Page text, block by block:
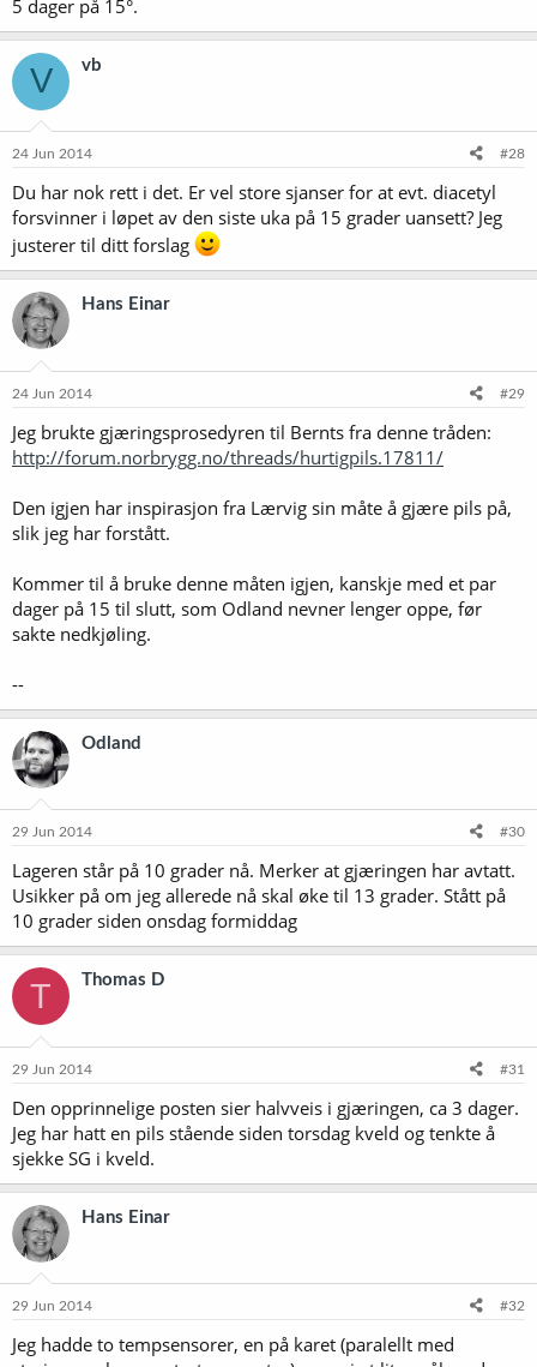
5 dager på 15°.
V vb
24 Jun 2014 #28
Du har nok rett i det. Er vel store sjanser for at evt. diacetyl
forsvinner i løpet av den siste uka på 15 grader uansett? Jeg
justerer til ditt forslag
Hans Einar
24 Jun 2014 #29
Jeg brukte gjæringsprosedyren til Bernts fra denne tråden:
http://forum.norbrygg.no/threads/hurtigpils.17811/
Den igjen har inspirasjon fra Lærvig sin måte å gjære pils på,
slik jeg har forstått.
Kommer til å bruke denne måten igjen, kanskje med et par
dager på 15 til slutt, som Odland nevner lenger oppe, før
sakte nedkjøling.
--
Odland
29 Jun 2014 #30
Lageren står på 10 grader nå. Merker at gjæringen har avtatt.
Usikker på om jeg allerede nå skal øke til 13 grader. Stått på
10 grader siden onsdag formiddag
T Thomas D
29 Jun 2014 #31
Den opprinnelige posten sier halvveis i gjæringen, ca 3 dager.
Jeg har hatt en pils stående siden torsdag kveld og tenkte å
sjekke SG i kveld.
Hans Einar
29 Jun 2014 #32
Jeg hadde to tempsensorer, en på karet (paralellt med